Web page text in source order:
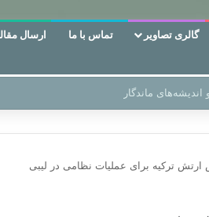
گالری تصاویر تماس با ما ارسال
ارتش ترکیه برای عملیات نظامی در لیبی